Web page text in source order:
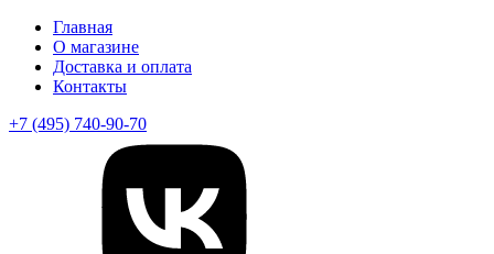
Главная
О магазине
Доставка и оплата
Контакты
+7 (495) 740-90-70